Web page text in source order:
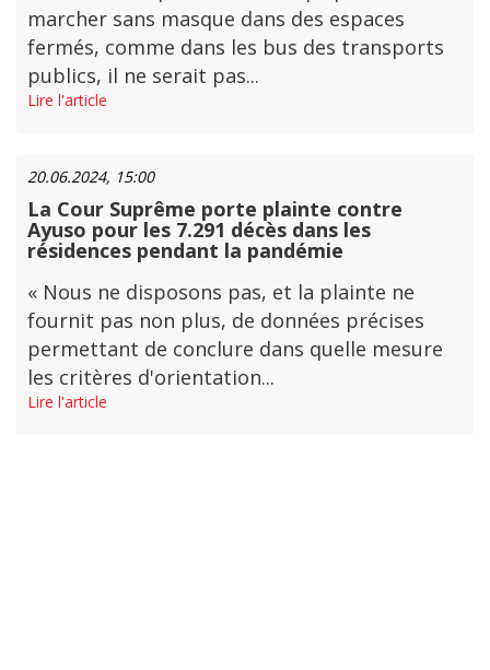
marcher sans masque dans des espaces
fermés, comme dans les bus des transports
publics, il ne serait pas...
Lire l'article
20.06.2024, 15:00
La Cour Suprême porte plainte contre
Ayuso pour les 7.291 décès dans les
résidences pendant la pandémie
« Nous ne disposons pas, et la plainte ne
fournit pas non plus, de données précises
permettant de conclure dans quelle mesure
les critères d'orientation...
Lire l'article